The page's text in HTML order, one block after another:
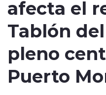
Internacional
afecta el
Tablón
pleno
Puerto